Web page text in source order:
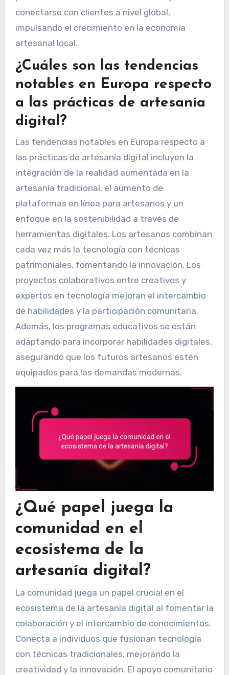
conectarse con clientes a nivel global,
impulsando el crecimiento en la economía
artesanal local.
¿Cuáles son las tendencias
notables en Europa respecto
a las prácticas de artesanía
digital?
Las tendencias notables en Europa respecto a
las prácticas de artesanía digital incluyen la
integración de la realidad aumentada en la
artesanía tradicional, el aumento de
plataformas en línea para artesanos y un
enfoque en la sostenibilidad a través de
herramientas digitales. Los artesanos combinan
cada vez más la tecnología con técnicas
patrimoniales, fomentando la innovación. Los
proyectos colaborativos entre creativos y
expertos en tecnología mejoran el intercambio
de habilidades y la participación comunitaria.
Además, los programas educativos se están
adaptando para incorporar habilidades digitales,
asegurando que los futuros artesanos estén
equipados para las demandas modernas.
¿Qué papel juega la
comunidad en el
ecosistema de la
artesanía digital?
La comunidad juega un papel crucial en el
ecosistema de la artesanía digital al fomentar la
colaboración y el intercambio de conocimientos.
Conecta a individuos que fusionan tecnología
con técnicas tradicionales, mejorando la
creatividad y la innovación. El apoyo comunitario